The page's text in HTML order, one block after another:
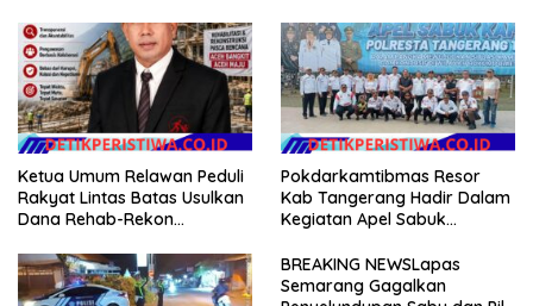
Duda
Tanah Dimulai Sabtu
Ketua Umum Relawan Peduli
Rakyat Lintas Batas Usulkan
Dana Rehab-Rekon
Dikelola Langsung
Pemerintah Pusat
Pokdarkamtibmas Resor
Kab Tangerang Hadir Dalam
Kegiatan Apel Sabuk
Tangerang Tahun 2026
BREAKING NEWSLapas
Semarang Gagalkan